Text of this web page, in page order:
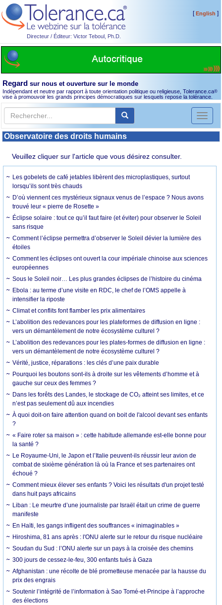
Directeur / Éditeur: Victor Teboul, Ph.D.
[English ]
Regard sur nous et ouverture sur le monde
Indépendant et neutre par rapport à toute orientation politique ou religieuse, Tolerance.ca®
vise à promouvoir les grands principes démocratiques sur lesquels repose la tolérance.
Toggle
Observatoire des droits humains
Veuillez cliquer sur l'article que vous désirez consulter.
Les gobelets de café jetables libèrent des microplastiques, surtout
lorsqu’ils sont très chauds
D’où viennent ces mystérieux signaux venus de l’espace ? Nous avons
trouvé leur « pierre de Rosette »
Éclipse solaire : tout ce qu’il faut faire (et éviter) pour observer le Soleil
sans risque
Comment l’éclipse permettra d’observer le Soleil dévier la lumière des
étoiles
Comment les éclipses ont ouvert la cour impériale chinoise aux sciences
européennes
Sous le Soleil noir… Les plus grandes éclipses de l’histoire du cinéma
Ebola : au terme d’une visite en RDC, le chef de l’OMS appelle à
intensifier la riposte
Climat et conflits font flamber les prix alimentaires
L’abolition des redevances pour les plateformes de diffusion en ligne :
vers un démantèlement de notre écosystème culturel ?
L’abolition des redevances pour les plates-formes de diffusion en ligne :
vers un démantèlement de notre écosystème culturel ?
Vérité, justice, réparations : les clés d’une paix durable
Pourquoi les boutons sont-ils à droite sur les vêtements d’homme et à
gauche sur ceux des femmes ?
Dans les forêts des Landes, le stockage de CO₂ atteint ses limites, et ce
n’est pas seulement dû aux incendies
À quoi doit-on faire attention quand on boit de l'alcool devant ses enfants
?
« Faire roter sa maison » : cette habitude allemande est-elle bonne pour
la santé ?
Le Royaume-Uni, le Japon et l’Italie peuvent-ils réussir leur avion de
combat de sixième génération là où la France et ses partenaires ont
échoué ?
Comment mieux élever ses enfants ? Voici les résultats d'un projet testé
dans huit pays africains
Liban : Le meurtre d’une journaliste par Israël était un crime de guerre
manifeste
En Haïti, les gangs infligent des souffrances « inimaginables »
Hiroshima, 81 ans après : l'ONU alerte sur le retour du risque nucléaire
Soudan du Sud : l’ONU alerte sur un pays à la croisée des chemins
300 jours de cessez-le-feu, 300 enfants tués à Gaza
Afghanistan : une récolte de blé prometteuse menacée par la hausse du
prix des engrais
Soutenir l’intégrité de l’information à Sao Tomé-et-Principe à l’approche
des élections